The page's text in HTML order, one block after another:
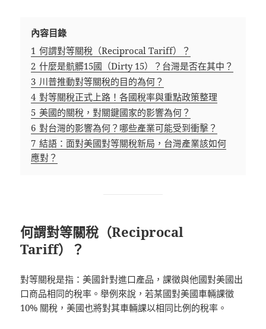
內容目錄
1 何謂對等關稅（Reciprocal Tariff）？
2 什麼是骯髒15國（Dirty 15）？台灣是否在其中？
3 川普推動對等關稅的目的為何？
4 對等關稅正式上路！各國稅率與重點政策整理
5 美國的關稅，對關鍵國家的影響為何？
6 對台灣的影響為何？哪些產業可能受到衝擊？
7 結語：面對美國對等關稅新局，台灣產業該如何
應對？
何謂對等關稅（Reciprocal
Tariff）？
對等關稅是指：美國針對進口產品，課徵與他國對美國出
口商品相同的稅率。舉例來說，若某國對美國車輛課徵
10% 關稅，美國也將對其車輛課以相同比例的稅率。